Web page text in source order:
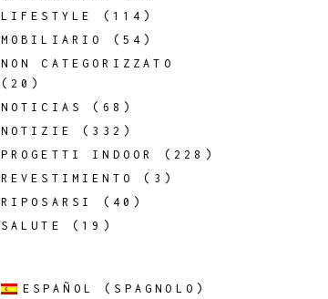
LIFESTYLE
(114)
MOBILIARIO
(54)
NON CATEGORIZZATO
(20)
NOTICIAS
(68)
NOTIZIE
(332)
PROGETTI INDOOR
(228)
REVESTIMIENTO
(3)
RIPOSARSI
(40)
SALUTE
(19)
ESPAÑOL ( SPAGNOLO )